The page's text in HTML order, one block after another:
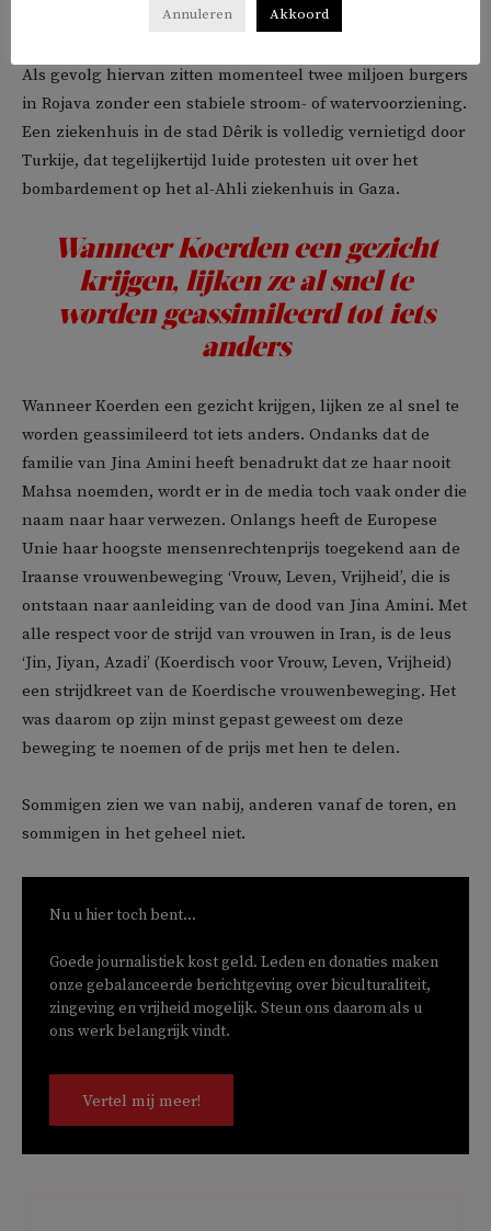
infrastructuur, lijken deze gebeurtenissen aan onze
Als gevolg hiervan zitten momenteel twee miljoen burgers
in Rojava zonder een stabiele stroom- of watervoorziening.
Een ziekenhuis in de stad Dêrik is volledig vernietigd door
Turkije, dat tegelijkertijd luide protesten uit over het
bombardement op het al-Ahli ziekenhuis in Gaza.
Wanneer Koerden een gezicht
krijgen, lijken ze al snel te
worden geassimileerd tot iets
anders
Wanneer Koerden een gezicht krijgen, lijken ze al snel te
worden geassimileerd tot iets anders. Ondanks dat de
familie van Jina Amini heeft benadrukt dat ze haar nooit
Mahsa noemden, wordt er in de media toch vaak onder die
naam naar haar verwezen. Onlangs heeft de Europese
Unie haar hoogste mensenrechtenprijs toegekend aan de
Iraanse vrouwenbeweging ‘Vrouw, Leven, Vrijheid’, die is
ontstaan naar aanleiding van de dood van Jina Amini. Met
alle respect voor de strijd van vrouwen in Iran, is de leus
‘Jin, Jiyan, Azadi’ (Koerdisch voor Vrouw, Leven, Vrijheid)
een strijdkreet van de Koerdische vrouwenbeweging. Het
was daarom op zijn minst gepast geweest om deze
beweging te noemen of de prijs met hen te delen.
Sommigen zien we van nabij, anderen vanaf de toren, en
sommigen in het geheel niet.
Nu u hier toch bent...
Goede journalistiek kost geld. Leden en donaties maken
onze gebalanceerde berichtgeving over biculturaliteit,
zingeving en vrijheid mogelijk. Steun ons daarom als u
ons werk belangrijk vindt.
Vertel mij meer!
Annuleren Akkoord